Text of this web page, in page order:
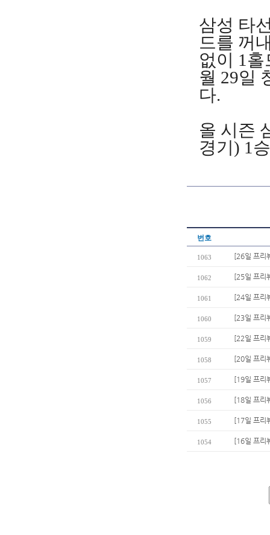
삼성 타
드를 꺼
없이 1
월 29일
다.
올 시즌
경기) 1
번호
1063 [26일 프리
1062 [25일 프리
1061 [24일 프리
1060 [23일 프리
1059 [22일 프리
1058 [20일 프리
1057 [19일 프리
1056 [18일 프리
1055 [17일 프리
1054 [16일 프리